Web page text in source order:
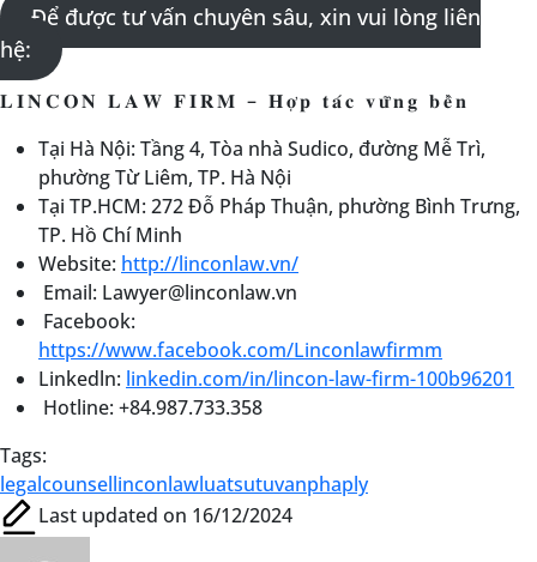
Để được tư vấn chuyên sâu, xin vui lòng liên
hệ:
𝐋𝐈𝐍𝐂𝐎𝐍 𝐋𝐀𝐖 𝐅𝐈𝐑𝐌 – 𝐇𝐨̛̣𝐩 𝐭𝐚́𝐜 𝐯𝐮̛̃𝐧𝐠 𝐛𝐞̂̀𝐧
Tại Hà Nội: Tầng 4, Tòa nhà Sudico, đường Mễ Trì,
phường Từ Liêm, TP. Hà Nội
Tại TP.HCM: 272 Đỗ Pháp Thuận, phường Bình Trưng,
TP. Hồ Chí Minh
Website: http://linconlaw.vn/
Email: Lawyer@linconlaw.vn
Facebook:
https://www.facebook.com/Linconlawfirmm
Linkedln: linkedin.com/in/lincon-law-firm-100b96201
Hotline: +84.987.733.358
Tags:
legalcounsellinconlawluatsutuvanphaply
Last updated on 16/12/2024